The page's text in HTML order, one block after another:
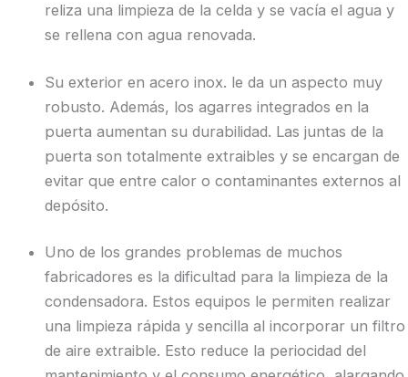
reliza una limpieza de la celda y se vacía el agua y
se rellena con agua renovada.
Su exterior en acero inox. le da un aspecto muy
robusto. Además, los agarres integrados en la
puerta aumentan su durabilidad. Las juntas de la
puerta son totalmente extraibles y se encargan de
evitar que entre calor o contaminantes externos al
depósito.
Uno de los grandes problemas de muchos
fabricadores es la dificultad para la limpieza de la
condensadora. Estos equipos le permiten realizar
una limpieza rápida y sencilla al incorporar un filtro
de aire extraible. Esto reduce la periocidad del